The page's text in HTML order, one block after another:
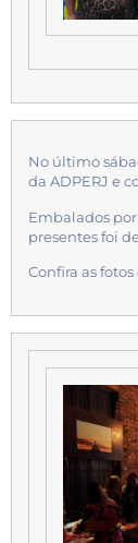
No último
da ADPERJ e
Embalados
presentes foi
Confira as